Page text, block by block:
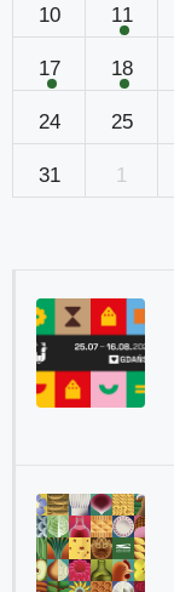
10 11
17 18
24 25
31 1